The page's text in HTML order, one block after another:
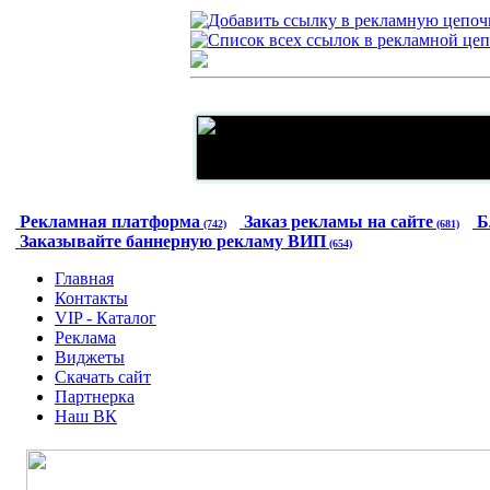
Рекламная платформа (742) Заказ рекламы на сайте (681)
Заказывайте баннерную рекламу ВИП (654)
Главная
Контакты
VIP - Каталог
Реклама
Виджеты
Скачать сайт
Партнерка
Наш ВК